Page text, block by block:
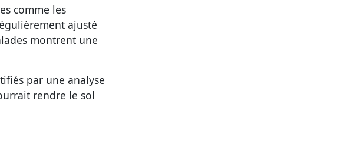
comme les
ajusté
montrent une
par une analyse
rendre le sol